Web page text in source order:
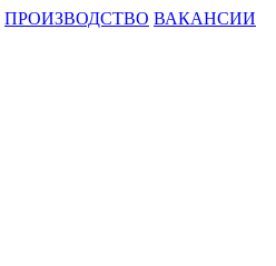
ПРОИЗВОДСТВО ВАКАНСИИ